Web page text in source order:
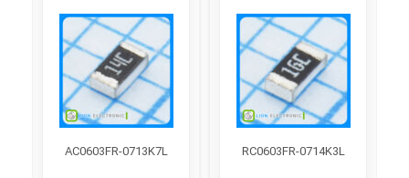
RC0603FR-0714K3L
AC0603FR-0713K7L